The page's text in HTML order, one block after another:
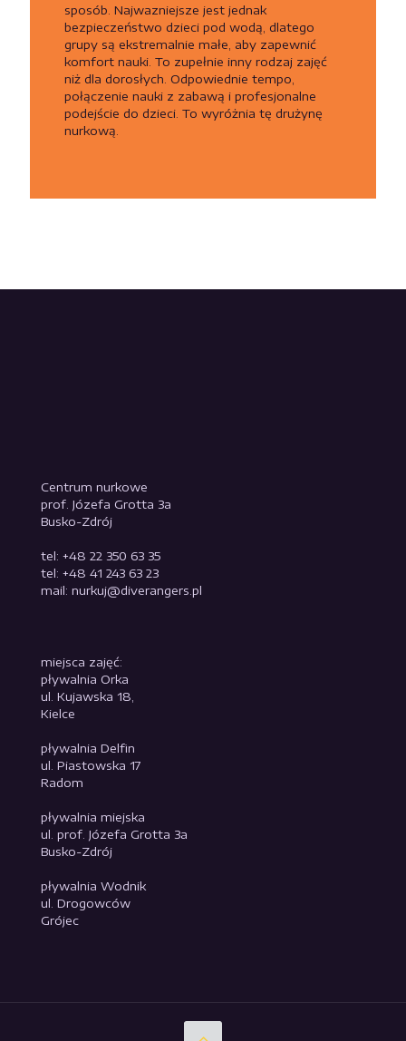
sposób. Najwazniejsze jest jednak
bezpieczeństwo dzieci pod wodą, dlatego
grupy są ekstremalnie małe, aby zapewnić
komfort nauki. To zupełnie inny rodzaj zajęć
niż dla dorosłych. Odpowiednie tempo,
połączenie nauki z zabawą i profesjonalne
podejście do dzieci. To wyróżnia tę drużynę
nurkową.
Centrum nurkowe
prof. Józefa Grotta 3a
Busko-Zdrój
tel: +48 22 350 63 35
tel: +48 41 243 63 23
mail: nurkuj@diverangers.pl
miejsca zajęć:
pływalnia Orka
ul. Kujawska 18,
Kielce
pływalnia Delfin
ul. Piastowska 17
Radom
pływalnia miejska
ul. prof. Józefa Grotta 3a
Busko-Zdrój
pływalnia Wodnik
ul. Drogowców
Grójec